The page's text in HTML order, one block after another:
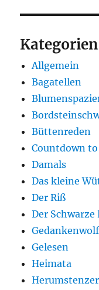
Kategorien
Allgemein
Bagatellen
Büttenreden
Countdown
Damals
Das kleine
Der Riß
Der Schwarze
Gelesen
Heimata